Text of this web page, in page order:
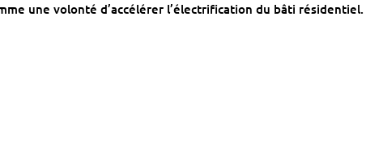
une volonté d’accélérer l’électrification du bâti résidentiel.